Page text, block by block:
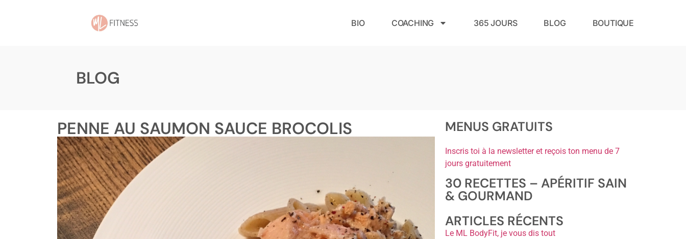
BIO COACHING 365 JOURS BLOG BOUTIQUE
BLOG
PENNE AU SAUMON SAUCE BROCOLIS MENUS GRATUITS
Inscris toi à la newsletter et reçois ton menu de 7
jours gratuitement
30 RECETTES – APÉRITIF SAIN
& GOURMAND
ARTICLES RÉCENTS
Le ML BodyFit, je vous dis tout